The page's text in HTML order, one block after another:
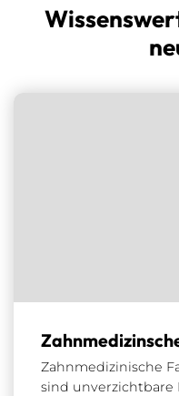
Zahnmedizinische
sind unverzichtbare